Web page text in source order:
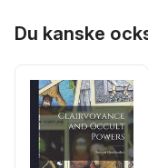
Du kanske